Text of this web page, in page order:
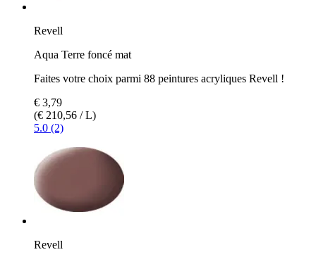
Revell
Aqua Terre foncé mat
Faites votre choix parmi 88 peintures acryliques Revell !
€ 3,79
(€ 210,56 / L)
5.0 (2)
Revell